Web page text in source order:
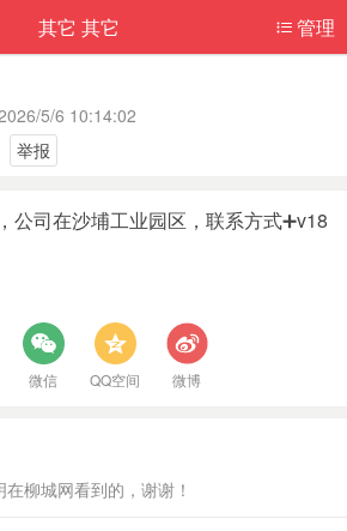
管理
其它 其它
5/6 10:14:02
举报
公司在沙埔工业园区，联系方式➕v18
微信 QQ空间 微博
柳城网看到的，谢谢！